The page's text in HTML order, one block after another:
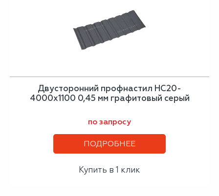
Двусторонний профнастил НС20-
4000х1100 0,45 мм графитовый серый
по запросу
ПОДРОБНЕЕ
Купить в 1 клик